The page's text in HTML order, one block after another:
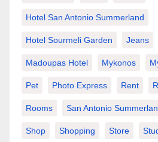
Hotel San Antonio Summerland
Hotel Sourmeli Garden Jeans
Madoupas Hotel Mykonos
Pet Photo Express Rent
Rooms San Antonio
Shop Shopping Store